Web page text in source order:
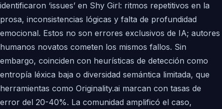
identificaron ‘issues’ en Shy Girl: ritmos repetitivos en la
prosa, inconsistencias lógicas y falta de profundidad
emocional. Estos no son errores exclusivos de IA; autores
humanos novatos cometen los mismos fallos. Sin
embargo, coinciden con heurísticas de detección como
entropía léxica baja o diversidad semántica limitada, que
herramientas como Originality.ai marcan con tasas de
error del 20-40%. La comunidad amplificó el caso,